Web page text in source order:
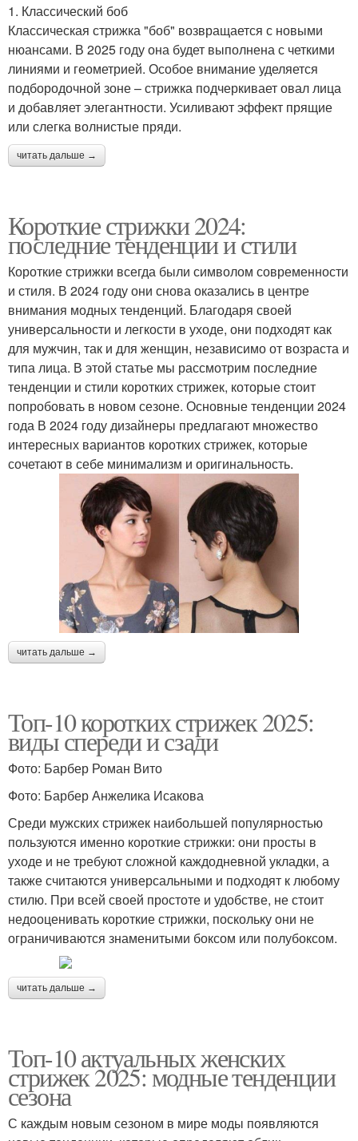
1. Классический боб
Классическая стрижка "боб" возвращается с новыми
нюансами. В 2025 году она будет выполнена с четкими
линиями и геометрией. Особое внимание уделяется
подбородочной зоне – стрижка подчеркивает овал лица
и добавляет элегантности. Усиливают эффект прящие
или слегка волнистые пряди.
читать дальше →
Короткие стрижки 2024:
последние тенденции и стили
Короткие стрижки всегда были символом современности
и стиля. В 2024 году они снова оказались в центре
внимания модных тенденций. Благодаря своей
универсальности и легкости в уходе, они подходят как
для мужчин, так и для женщин, независимо от возраста и
типа лица. В этой статье мы рассмотрим последние
тенденции и стили коротких стрижек, которые стоит
попробовать в новом сезоне. Основные тенденции 2024
года В 2024 году дизайнеры предлагают множество
интересных вариантов коротких стрижек, которые
сочетают в себе минимализм и оригинальность.
читать дальше →
Топ-10 коротких стрижек 2025:
виды спереди и сзади
Фото: Барбер Роман Вито
Фото: Барбер Анжелика Исакова
Среди мужских стрижек наибольшей популярностью
пользуются именно короткие стрижки: они просты в
уходе и не требуют сложной каждодневной укладки, а
также считаются универсальными и подходят к любому
стилю. При всей своей простоте и удобстве, не стоит
недооценивать короткие стрижки, поскольку они не
ограничиваются знаменитыми боксом или полубоксом.
читать дальше →
Топ-10 актуальных женских
стрижек 2025: модные тенденции
сезона
С каждым новым сезоном в мире моды появляются